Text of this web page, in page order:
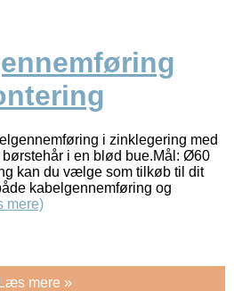
i zinklegering med
i en blød bue.Mål: Ø60
kan du vælge som tilkøb til dit
kabelgennemføring og
mere)
Læs mere »